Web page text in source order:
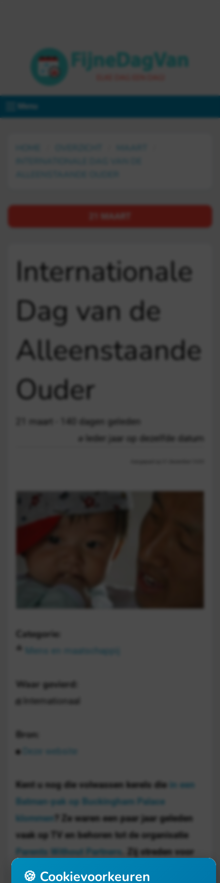
Menu
Internationale
Dag van de
Alleenstaande
Ouder
21 maart - 140 dagen geleden
Ieder jaar op dezelfde datum
Categorie:
Mens en maatschappij
Waar gevierd:
Internationaal
Bron:
Kent u nog die volwassen kerels die in een
Batman-pak op Buckingham Palace
klommen
? Ze waren een paar jaar geleden
vaak op TV en behoren tot de organisatie
Parents Without Partners
. Zij streden voor
het recht om hun kinderen vaker te zien, een
🍪 Cookievoorkeuren